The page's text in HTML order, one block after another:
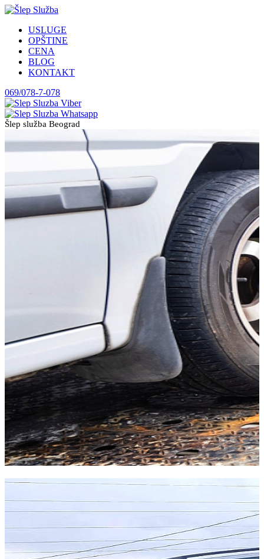
USLUGE
OPŠTINE
CENA
BLOG
KONTAKT
069/078-7-078
Šlep služba Beograd